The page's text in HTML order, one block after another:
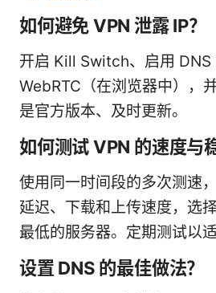
如何避免 VPN 泄露 IP？
开启 Kill Switch、启用 DNS
WebRTC（在浏览器中），
是官方版本、及时更新。
如何测试 VPN 的速度与
使用同一时间段的多次测速
延迟、下载和上传速度，选
最低的服务器。定期测试以
设置 DNS 的最佳做法？